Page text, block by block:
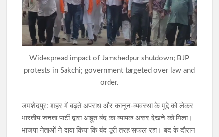
JPSC-JSSC विवाद पर वाम छात्र संगठनों का शक्ति प्रदर्शन कल,
विधानसभा घेराव की तैयारी
पर छापेमारीWidespread impact of Jamshedpur shutdown; BJP
protests in Sakchi; government targeted over law and
order.
जमशेदपुर: शहर में बढ़ते अपराध और कानून-व्यवस्था के मुद्दे को लेकर
भारतीय जनता पार्टी द्वारा आहूत बंद का व्यापक असर देखने को मिला।
भाजपा नेताओं ने दावा किया कि बंद पूरी तरह सफल रहा। बंद के दौरान